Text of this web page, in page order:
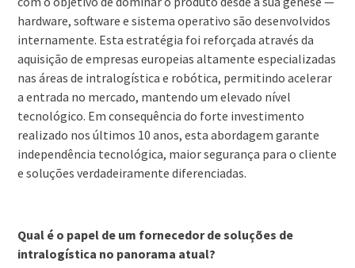
hardware, software e sistema operativo são desenvolvidos
internamente. Esta estratégia foi reforçada através da
aquisição de empresas europeias altamente especializadas
nas áreas de intralogística e robótica, permitindo acelerar
a entrada no mercado, mantendo um elevado nível
tecnológico. Em consequência do forte investimento
realizado nos últimos 10 anos, esta abordagem garante
independência tecnológica, maior segurança para o cliente
e soluções verdadeiramente diferenciadas.
Qual é o papel de um fornecedor de soluções de
intralogística no panorama atual?